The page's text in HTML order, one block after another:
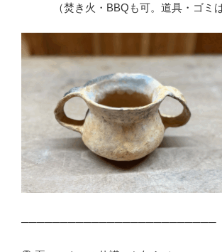
（焚き火・BBQも可。道具・ゴミは
─────────────────────────